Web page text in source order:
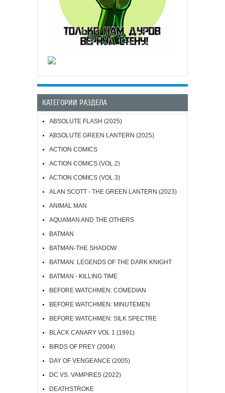
КАТЕГОРИИ РАЗДЕЛА
ABSOLUTE FLASH (2025)
ABSOLUTE GREEN LANTERN (2025)
ACTION COMICS
ACTION COMICS (VOL.2)
ACTION COMICS (VOL.3)
ALAN SCOTT - THE GREEN LANTERN (2023)
ANIMAL MAN
AQUAMAN AND THE OTHERS
BATMAN
BATMAN-THE SHADOW
BATMAN: LEGENDS OF THE DARK KNIGHT
BATMAN - KILLING TIME
BEFORE WATCHMEN: COMEDIAN
BEFORE WATCHMEN: MINUTEMEN
BEFORE WATCHMEN: SILK SPECTRE
BLACK CANARY VOL 1 (1991)
BIRDS OF PREY (2004)
DAY OF VENGEANCE (2005)
DC VS. VAMPIRES (2022)
DEATHSTROKE